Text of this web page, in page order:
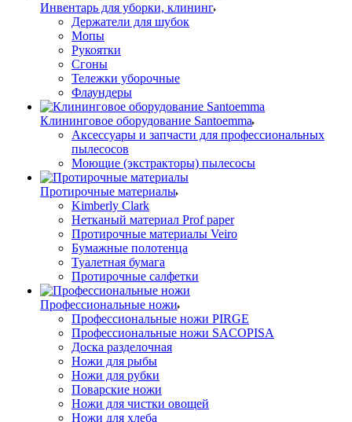
Инвентарь для уборки, клининг
Держатели для шубок
Мопы
Рукоятки
Сгоны
Тележки уборочные
Флаундеры
Клининговое оборудование Santoemma
Аксессуары и запчасти для профессиональных
пылесосов
Моющие (экстракторы) пылесосы
Протирочные материалы
Kimberly Clark
Нетканый материал Prof paper
Протирочные материалы Veiro
Бумажные полотенца
Туалетная бумага
Протирочные салфетки
Профессиональные ножи
Профессиональные ножи PIRGE
Профессиональные ножи SACOPISA
Доска разделочная
Ножи для рыбы
Ножи для рубки
Поварские ножи
Ножи для чистки овощей
Ножи для хлеба